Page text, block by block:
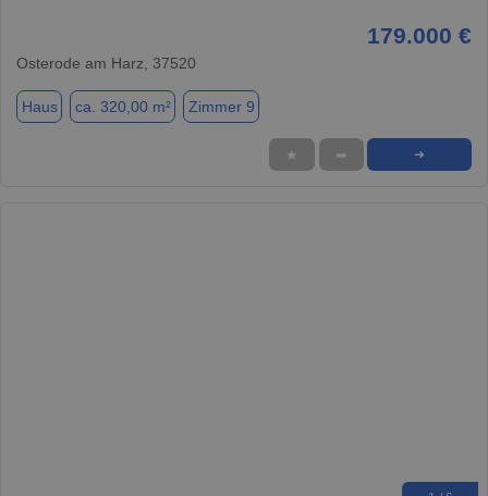
179.000 €
Osterode am Harz, 37520
Haus ca. 320,00 m² Zimmer 9
★ ➦ ➜